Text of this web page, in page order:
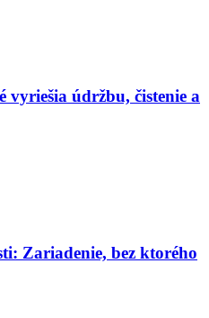
vyriešia údržbu, čistenie a
Zariadenie, bez ktorého